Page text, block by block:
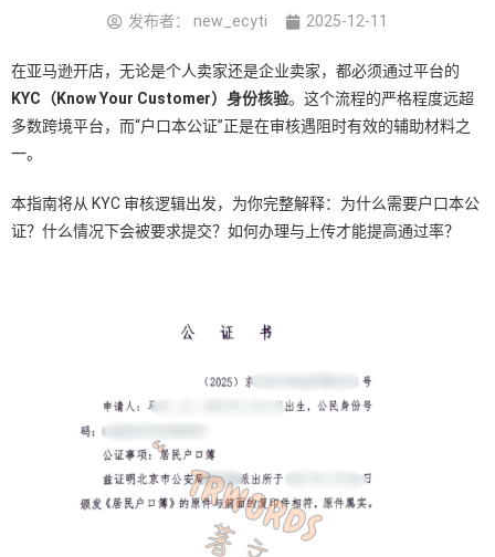
发布者： new_ecyti 2025-12-11
在亚马逊开店，无论是个人卖家还是企业卖家，都必须通过平台的
KYC（Know Your Customer）身份核验。这个流程的严格程度远超
多数跨境平台，而“户口本公证”正是在审核遇阻时有效的辅助材料之
一。
本指南将从 KYC 审核逻辑出发，为你完整解释：为什么需要户口本公
证？什么情况下会被要求提交？如何办理与上传才能提高通过率？